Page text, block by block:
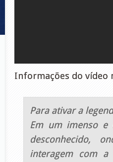
Informações do vídeo
Para ativar a
Em um imenso e
desconhecido,
interagem com